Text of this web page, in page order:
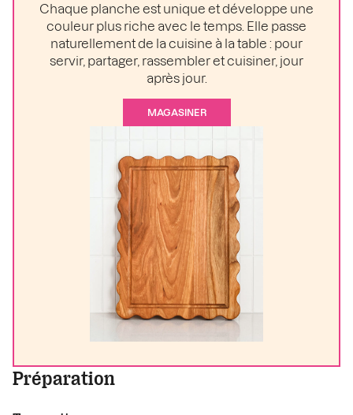
Chaque planche est unique et développe une
couleur plus riche avec le temps. Elle passe
naturellement de la cuisine à la table : pour
servir, partager, rassembler et cuisiner, jour
après jour.
MAGASINER
Préparation